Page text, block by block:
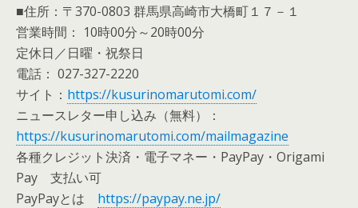
■住所：〒370-0803 群馬県高崎市大橋町１７－１
営業時間： 10時00分～20時00分
定休日／日曜・祝祭日
電話： 027-327-2220
サイト： https://kusurinomarutomi.com/
ニュースレター申し込み（無料）：
https://kusurinomarutomi.com/mailmagazine
各種クレジット決済・電子マネー・PayPay・Origami
Pay 支払い可
PayPayとは https://paypay.ne.jp/